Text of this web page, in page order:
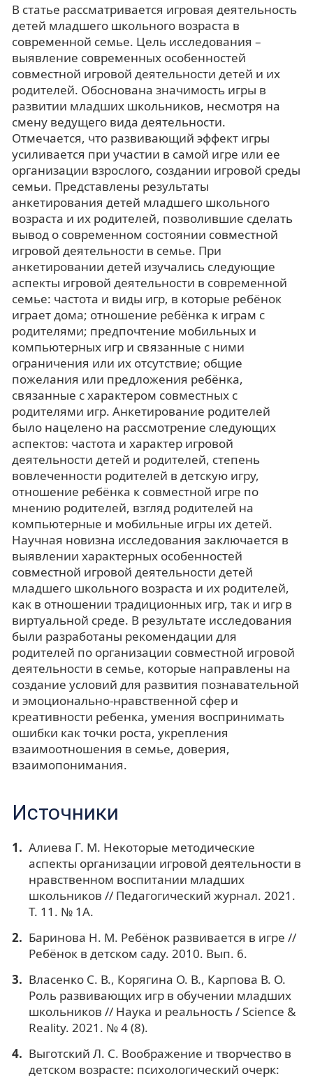
В статье рассматривается игровая деятельность
детей младшего школьного возраста в
современной семье. Цель исследования –
выявление современных особенностей
совместной игровой деятельности детей и их
родителей. Обоснована значимость игры в
развитии младших школьников, несмотря на
смену ведущего вида деятельности.
Отмечается, что развивающий эффект игры
усиливается при участии в самой игре или ее
организации взрослого, создании игровой среды
семьи. Представлены результаты
анкетирования детей младшего школьного
возраста и их родителей, позволившие сделать
вывод о современном состоянии совместной
игровой деятельности в семье. При
анкетировании детей изучались следующие
аспекты игровой деятельности в современной
семье: частота и виды игр, в которые ребёнок
играет дома; отношение ребёнка к играм с
родителями; предпочтение мобильных и
компьютерных игр и связанные с ними
ограничения или их отсутствие; общие
пожелания или предложения ребёнка,
связанные с характером совместных с
родителями игр. Анкетирование родителей
было нацелено на рассмотрение следующих
аспектов: частота и характер игровой
деятельности детей и родителей, степень
вовлеченности родителей в детскую игру,
отношение ребёнка к совместной игре по
мнению родителей, взгляд родителей на
компьютерные и мобильные игры их детей.
Научная новизна исследования заключается в
выявлении характерных особенностей
совместной игровой деятельности детей
младшего школьного возраста и их родителей,
как в отношении традиционных игр, так и игр в
виртуальной среде. В результате исследования
были разработаны рекомендации для
родителей по организации совместной игровой
деятельности в семье, которые направлены на
создание условий для развития познавательной
и эмоционально-нравственной сфер и
креативности ребенка, умения воспринимать
ошибки как точки роста, укрепления
взаимоотношения в семье, доверия,
взаимопонимания.
Источники
Алиева Г. М. Некоторые методические
аспекты организации игровой деятельности в
нравственном воспитании младших
школьников // Педагогический журнал. 2021.
Т. 11. № 1А.
Баринова Н. М. Ребёнок развивается в игре //
Ребёнок в детском саду. 2010. Вып. 6.
Власенко С. В., Корягина О. В., Карпова В. О.
Роль развивающих игр в обучении младших
школьников // Наука и реальность / Science &
Reality. 2021. № 4 (8).
Выготский Л. С. Воображение и творчество в
детском возрасте: психологический очерк: